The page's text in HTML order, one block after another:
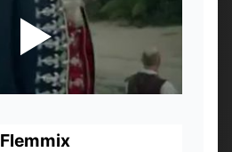
Flemmix